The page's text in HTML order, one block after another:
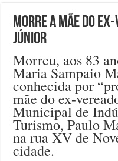
Morre a mãe do
Júnior
Morreu, aos 83
Maria Sampaio
conhecida por
mãe do ex-
Municipal de
Turismo, Paulo
na rua XV de
cidade.